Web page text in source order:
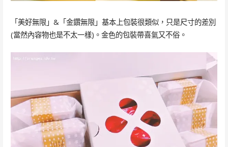
「美好無限」&「金鑽無限」基本上包裝很類似，只是尺寸的差別
(當然內容物也是不太一樣)。金色的包裝帶喜氣又不俗。